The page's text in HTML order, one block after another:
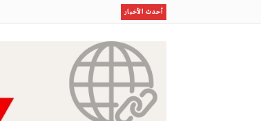
أحدث الأخبار
ظلال
قصيدة (يامركبي)
على وجه ماء